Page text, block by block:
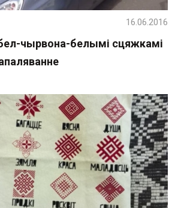
чырвона-белымі сцяжкамі
16.06.2016